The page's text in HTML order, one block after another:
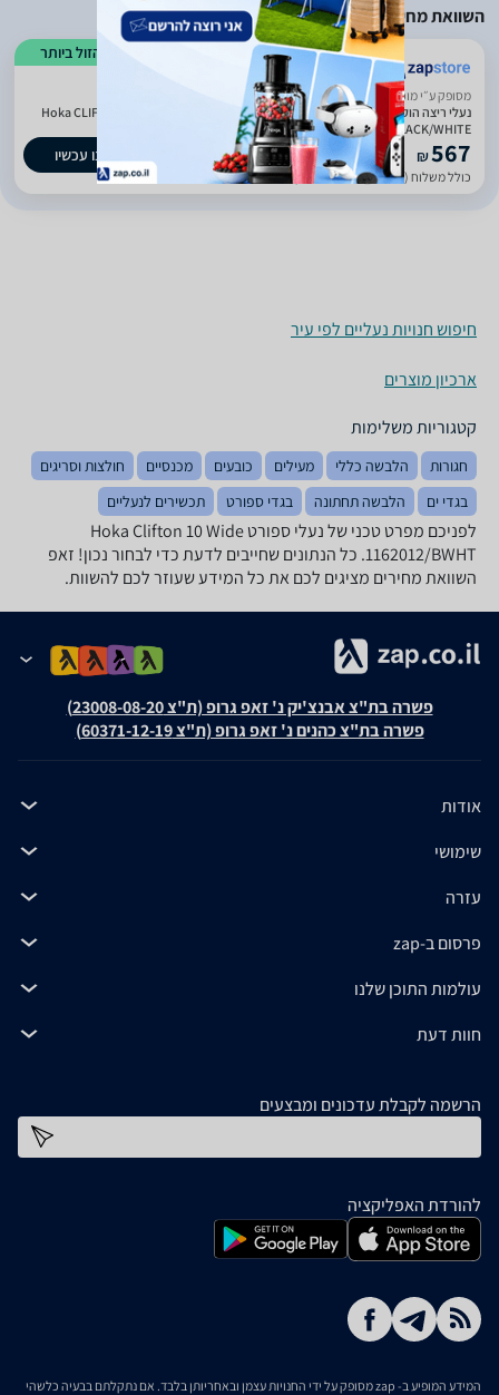
השוואת מחירים
הזול ביותר
ביטחון בשירות
מסופק ע״י מוכר חיצוני
נעלי ריצה הוקה קליפטון 10 רחבות לגברים Hoka CLIFTON 10 1162032/BWHT WIDE
BLACK/WHITE
₪567
כולל משלוח (29 ₪) עד 7 ימי עסקים
קנו עכשיו
חיפוש חנויות נעליים לפי עיר
ארכיון מוצרים
קטגוריות משלימות
חגורות הלבשה כללי מעילים כובעים מכנסיים
חולצות וסריגים
בגדי ים
הלבשה תחתונה בגדי ספורט תכשירים לנעליים
לפניכם מפרט טכני של ‏נעלי ספורט Hoka Clifton 10 Wide
1162012/BWHT. כל הנתונים שחייבים לדעת כדי לבחור נכון! זאפ
השוואת מחירים מציגים לכם את כל המידע שעוזר לכם להשוות.
פשרה בת"צ אבנצ'יק נ' זאפ גרופ (ת"צ 23008-08-20)
פשרה בת"צ כהנים נ' זאפ גרופ (ת"צ 60371-12-19)
אודות
שימושי
עזרה
פרסום ב-zap
עולמות התוכן שלנו
חוות דעת
הרשמה לקבלת עדכונים ומבצעים
להורדת האפליקציה
המידע המופיע ב- zap מסופק על ידי החנויות עצמן ובאחריותן בלבד. אם נתקלתם בבעיה כלשהי